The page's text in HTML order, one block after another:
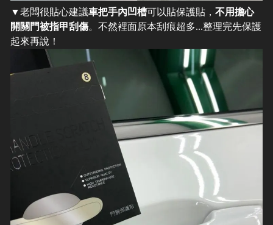
▼老闆很貼心建議車把手內凹槽可以貼保護貼， 不用擔心
開關門被指甲刮傷。不然裡面原本刮痕超多...整理完先保護
起來再說！